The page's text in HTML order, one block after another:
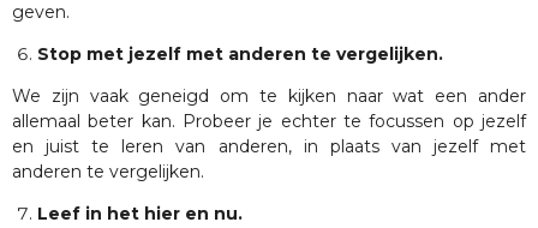
geven.
Stop met jezelf met anderen te vergelijken.
We zijn vaak geneigd om te kijken naar wat een ander
allemaal beter kan. Probeer je echter te focussen op jezelf
en juist te leren van anderen, in plaats van jezelf met
anderen te vergelijken.
Leef in het hier en nu.